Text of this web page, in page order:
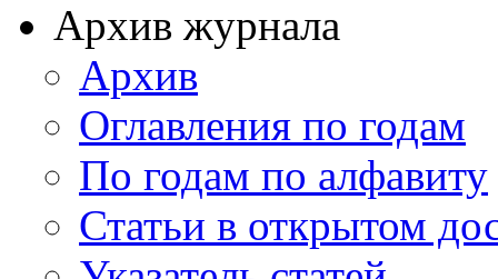
Архив журнала
Архив
Оглавления по годам
По годам по алфавиту
Статьи в открытом